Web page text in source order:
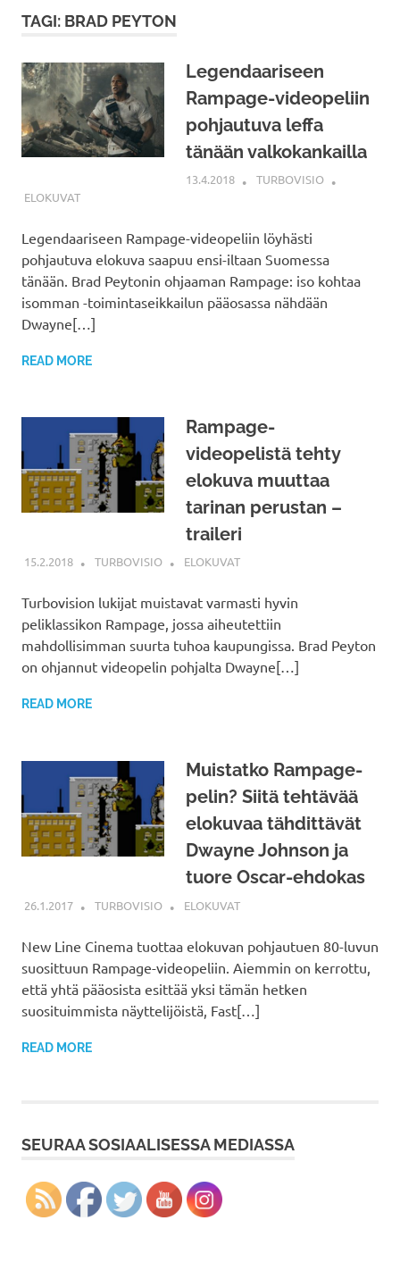
TAGI: BRAD PEYTON
Legendaariseen
Rampage-videopeliin
pohjautuva leffa
tänään valkokankailla
13.4.2018
TURBOVISIO
ELOKUVAT
Legendaariseen Rampage-videopeliin löyhästi
pohjautuva elokuva saapuu ensi-iltaan Suomessa
tänään. Brad Peytonin ohjaaman Rampage: iso kohtaa
isomman -toimintaseikkailun pääosassa nähdään
Dwayne[…]
READ MORE
Rampage-
videopelistä tehty
elokuva muuttaa
tarinan perustan –
traileri
15.2.2018 TURBOVISIO ELOKUVAT
Turbovision lukijat muistavat varmasti hyvin
peliklassikon Rampage, jossa aiheutettiin
mahdollisimman suurta tuhoa kaupungissa. Brad Peyton
on ohjannut videopelin pohjalta Dwayne[…]
READ MORE
Muistatko Rampage-
pelin? Siitä tehtävää
elokuvaa tähdittävät
Dwayne Johnson ja
tuore Oscar-ehdokas
26.1.2017 TURBOVISIO ELOKUVAT
New Line Cinema tuottaa elokuvan pohjautuen 80-luvun
suosittuun Rampage-videopeliin. Aiemmin on kerrottu,
että yhtä pääosista esittää yksi tämän hetken
suosituimmista näyttelijöistä, Fast[…]
READ MORE
SEURAA SOSIAALISESSA MEDIASSA